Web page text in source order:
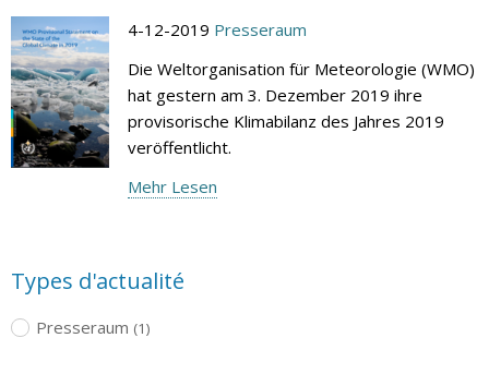
4-12-2019 Presseraum
Die Weltorganisation für Meteorologie (WMO)
hat gestern am 3. Dezember 2019 ihre
provisorische Klimabilanz des Jahres 2019
veröffentlicht.
Mehr Lesen
Types d'actualité
Presseraum (1)